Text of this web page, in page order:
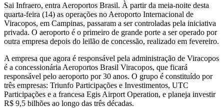
Sai Infraero, entra Aeroportos Brasil. À partir da meia-noite desta
quarta-feira (14) as operações no Aeroporto Internacional de
Viracopos, em Campinas, passaram a ser controladas pela iniciativa
privada. O aeroporto é o primeiro de grande porte a ser operado por
outra empresa depois do leilão de concessão, realizado em fevereiro.
A empresa que agora é responsável pela administração de Viracopos
é a concessionária Aeroportos Brasil Viracopos, que ficará
responsável pelo aeroporto por 30 anos. O grupo é constituído por
três empresas: Triunfo Participações e Investimentos, UTC
Participações e a francesa Egis Airport Operation, e planeja investir
R$ 9,5 bilhões ao longo das três décadas.